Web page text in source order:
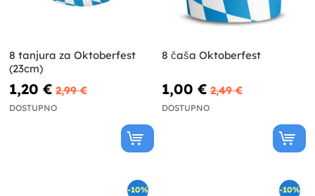
8 tanjura za Oktoberfest
(23cm)
1,20 € 2,99 €
DOSTUPNO
8 čaša Oktoberfest
1,00 € 2,49 €
DOSTUPNO
-10% -10%